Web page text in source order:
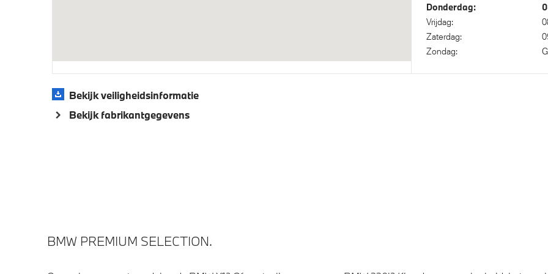
Isofix bevestiging passagierstoel voor Airbag bestuurder Actieve
Donderdag:
Vrijdag:
Zaterdag:
Zondag:
Bekijk veiligheidsinformatie
Bekijk fabrikantgegevens
BMW PREMIUM SELECTION.